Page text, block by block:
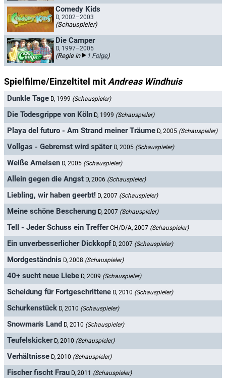
Comedy Kids
D, 2002–2003
(Schauspieler)
Die Camper
D, 1997–2005
(Regie in 1 Folge)
Spielfilme/Einzeltitel mit Andreas Windhuis
Dunkle Tage D, 1999 (Schauspieler)
Die Todesgrippe von Köln D, 1999 (Schauspieler)
Playa del futuro - Am Strand meiner Träume D, 2005 (Schauspieler)
Vollgas - Gebremst wird später D, 2005 (Schauspieler)
Weiße Ameisen D, 2005 (Schauspieler)
Allein gegen die Angst D, 2006 (Schauspieler)
Liebling, wir haben geerbt! D, 2007 (Schauspieler)
Meine schöne Bescherung D, 2007 (Schauspieler)
Tell - Jeder Schuss ein Treffer CH/D/A, 2007 (Schauspieler)
Ein unverbesserlicher Dickkopf D, 2007 (Schauspieler)
Mordgeständnis D, 2008 (Schauspieler)
40+ sucht neue Liebe D, 2009 (Schauspieler)
Scheidung für Fortgeschrittene D, 2010 (Schauspieler)
Schurkenstück D, 2010 (Schauspieler)
Snowman's Land D, 2010 (Schauspieler)
Teufelskicker D, 2010 (Schauspieler)
Verhältnisse D, 2010 (Schauspieler)
Fischer fischt Frau D, 2011 (Schauspieler)